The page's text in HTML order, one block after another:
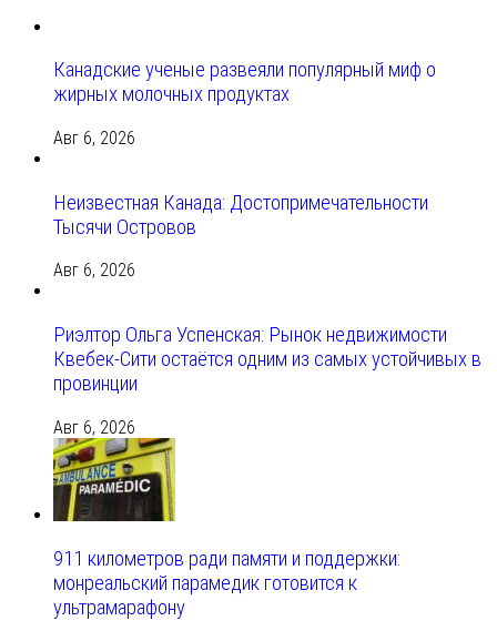
Канадские ученые развеяли популярный миф о
жирных молочных продуктах
Авг 6, 2026
Неизвестная Канада: Достопримечательности
Тысячи Островов
Авг 6, 2026
Риэлтор Ольга Успенская: Рынок недвижимости
Квебек-Сити остаётся одним из самых устойчивых в
провинции
Авг 6, 2026
911 километров ради памяти и поддержки:
монреальский парамедик готовится к
ультрамарафону